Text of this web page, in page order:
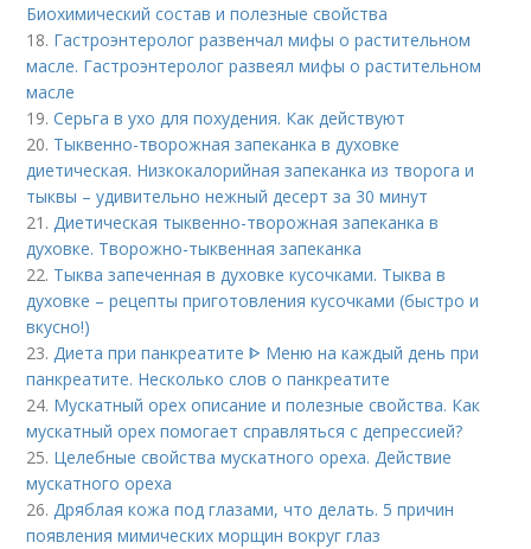
Биохимический состав и полезные свойства
18. Гастроэнтеролог развенчал мифы о растительном
масле. Гастроэнтеролог развеял мифы о растительном
масле
19.Серьга в ухо для похудения. Как действуют
20. Тыквенно-творожная запеканка в духовке
диетическая. Низкокалорийная запеканка из творога и
тыквы – удивительно нежный десерт за 30 минут
21.Диетическая тыквенно-творожная запеканка в
духовке. Творожно-тыквенная запеканка
22. Тыква запеченная в духовке кусочками. Тыква в
духовке – рецепты приготовления кусочками (быстро и
вкусно!)
23.Диета при панкреатите ᐈ Меню на каждый день при
панкреатите. Несколько слов о панкреатите
24. Мускатный орех описание и полезные свойства. Как
мускатный орех помогает справляться с депрессией?
25. Целебные свойства мускатного ореха. Действие
мускатного ореха
26.Дряблая кожа под глазами, что делать. 5 причин
появления мимических морщин вокруг глаз